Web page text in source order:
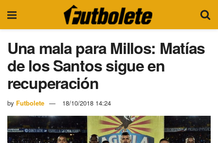
Una mala para Millos: Matías
de los Santos sigue en
recuperación
by Futbolete 18/10/2018 14:24